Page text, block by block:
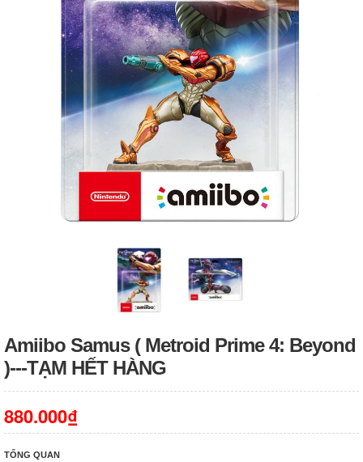
Amiibo Samus ( Metroid Prime 4: Beyond
)---TẠM HẾT HÀNG
880.000₫
TỔNG QUAN